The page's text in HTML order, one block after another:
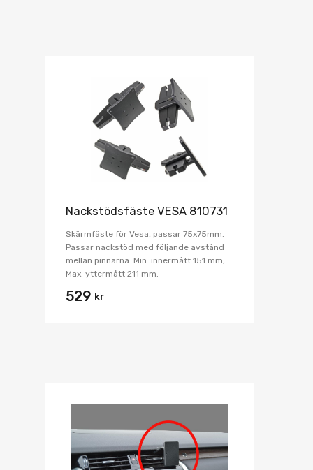
Nackstödsfäste VESA 810731
Skärmfäste för Vesa, passar 75x75mm.
Passar nackstöd med följande avstånd
mellan pinnarna: Min. innermått 151 mm,
Max. yttermått 211 mm.
529 kr